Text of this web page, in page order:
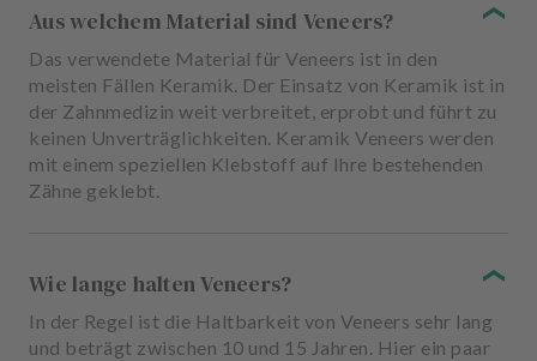
Aus welchem Material sind Veneers?
Das verwendete Material für Veneers ist in den
meisten Fällen Keramik. Der Einsatz von Keramik ist in
der Zahnmedizin weit verbreitet, erprobt und führt zu
keinen Unverträglichkeiten. Keramik Veneers werden
mit einem speziellen Klebstoff auf Ihre bestehenden
Zähne geklebt.
Wie lange halten Veneers?
In der Regel ist die Haltbarkeit von Veneers sehr lang
und beträgt zwischen 10 und 15 Jahren. Hier ein paar